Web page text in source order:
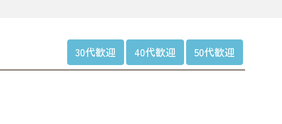
30代歓迎 40代歓迎 50代歓迎